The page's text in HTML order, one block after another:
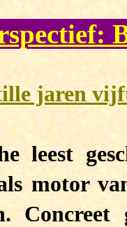
jaren
leest
motor
Concreet